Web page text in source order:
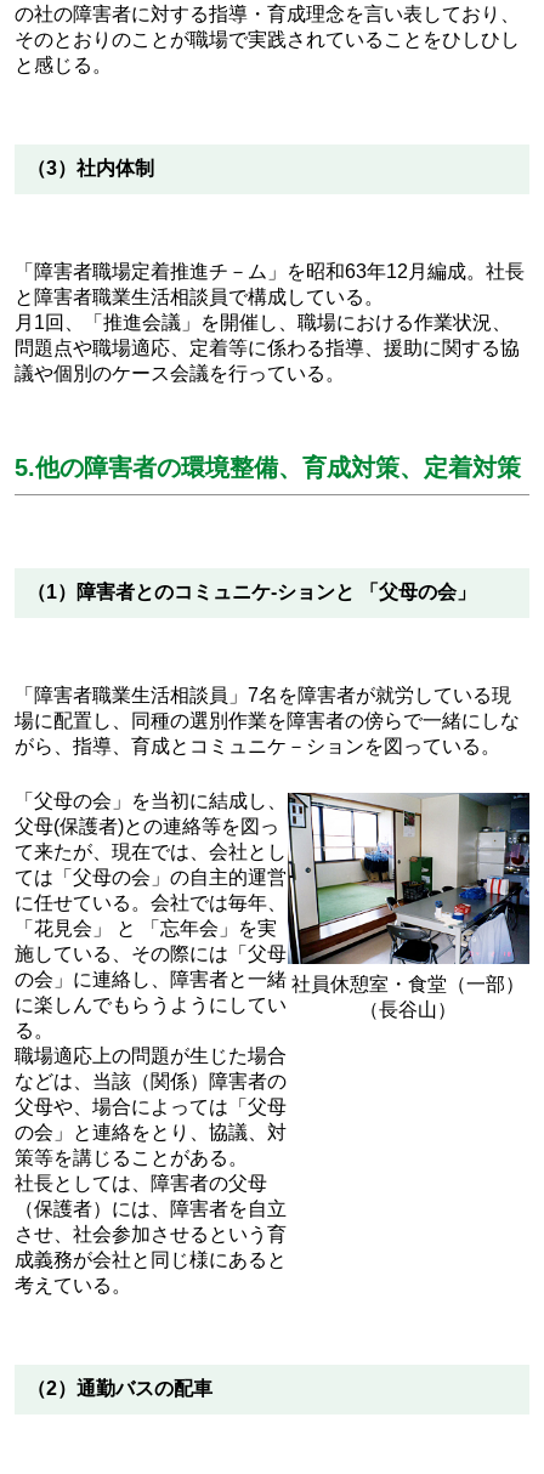
の社の障害者に対する指導・育成理念を言い表しており、
そのとおりのことが職場で実践されていることをひしひし
と感じる。
（3）社内体制
「障害者職場定着推進チ－ム」を昭和63年12月編成。社長
と障害者職業生活相談員で構成している。
月1回、「推進会議」を開催し、職場における作業状況、
問題点や職場適応、定着等に係わる指導、援助に関する協
議や個別のケース会議を行っている。
5.他の障害者の環境整備、育成対策、定着対策
（1）障害者とのコミュニケ-ションと 「父母の会」
「障害者職業生活相談員」7名を障害者が就労している現
場に配置し、同種の選別作業を障害者の傍らで一緒にしな
がら、指導、育成とコミュニケ－ションを図っている。
「父母の会」を当初に結成し、
父母(保護者)との連絡等を図っ
て来たが、現在では、会社とし
ては「父母の会」の自主的運営
に任せている。会社では毎年、
「花見会」 と 「忘年会」を実
施している、その際には「父母
の会」に連絡し、障害者と一緒
に楽しんでもらうようにしてい
る。
職場適応上の問題が生じた場合
などは、当該（関係）障害者の
父母や、場合によっては「父母
の会」と連絡をとり、協議、対
策等を講じることがある。
社長としては、障害者の父母
（保護者）には、障害者を自立
させ、社会参加させるという育
成義務が会社と同じ様にあると
考えている。
社員休憩室・食堂（一部）
（長谷山）
（2）通勤バスの配車